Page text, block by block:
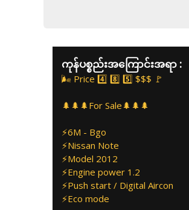
ကုန်ပစ္စည်းအကြောင်းအရာ :
🌬️ Price 4️⃣ 8️⃣ 5️⃣ $$$ 🚩
🌲🌲🌲For Sale🌲🌲🌲
⚡6M - Bgo
⚡Nissan Note
⚡Model 2012
⚡Engine power 1.2
⚡Push start / Digital Aircon
⚡Eco mode